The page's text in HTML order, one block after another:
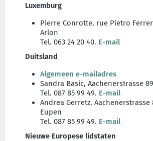
Luxemburg
Pierre Conrotte, rue Pietro
Arlon
Tel. 063 24 20 40. E-mail
Duitsland
Algemeen e-mailadres
Sandra Basic, Aachenerstrasse
Tel. 087 85 99 49. E-mail
Andrea Gerretz, Aachenerstrasse
Eupen
Tel. 087 85 99 49. E-mail
Nieuwe Europese lidstaten